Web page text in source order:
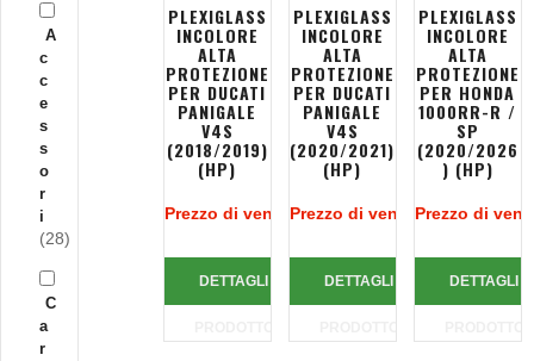
PLEXIGLASS
INCOLORE
ALTA
PROTEZIONE
PER DUCATI
PANIGALE
V4S
(2018/2019)
(HP)
Prezzo di vendita:99,32 €
DETTAGLI
PLEXIGLASS
INCOLORE
ALTA
PROTEZIONE
PER DUCATI
PANIGALE
V4S
(2020/2021)
(HP)
Prezzo di vendita:99,32 €
DETTAGLI
PLEXIGLASS
INCOLORE
ALTA
PROTEZIONE
PER HONDA
1000RR-R /
SP
(2020/2026
) (HP)
Prezzo di
DETTAGLI
A
c
c
e
s
s
o
r
i
(28)
C
a
r